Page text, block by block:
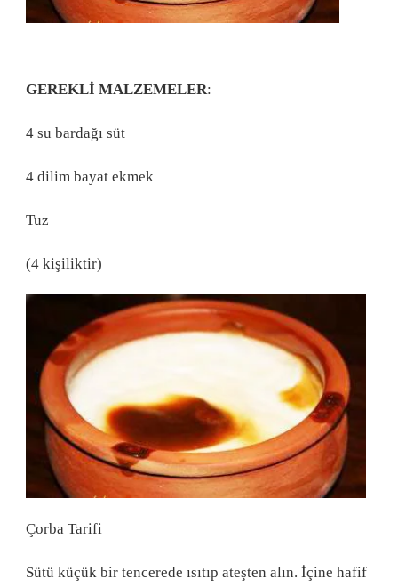
GEREKLİ MALZEMELER:
4 su bardağı süt
4 dilim bayat ekmek
Tuz
(4 kişiliktir)
Çorba Tarifi
Sütü küçük bir tencerede ısıtıp ateşten alın. İçine hafif